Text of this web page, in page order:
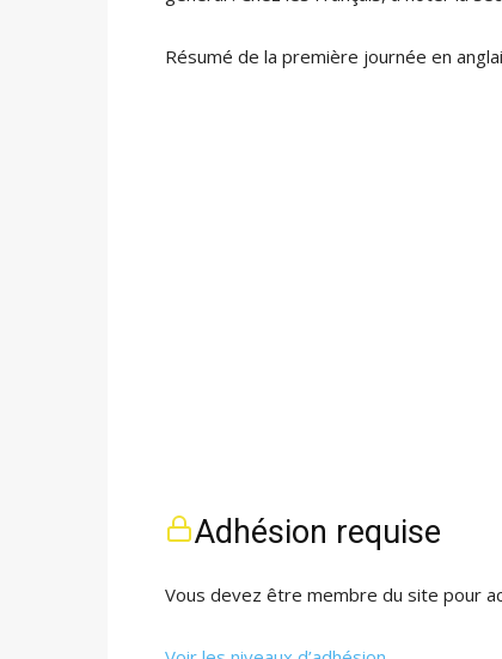
Résumé de la première journée en
Adhésion requise
Vous devez être membre du site pour